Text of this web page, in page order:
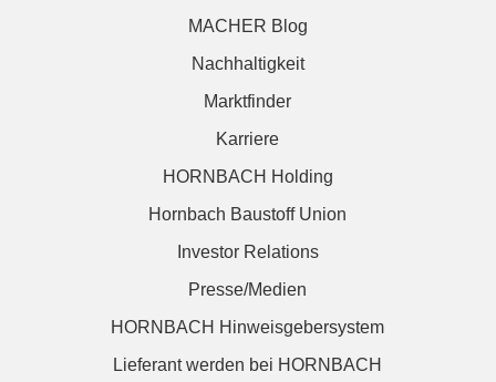
MACHER Blog
Nachhaltigkeit
Marktfinder
Karriere
HORNBACH Holding
Hornbach Baustoff Union
Investor Relations
Presse/Medien
HORNBACH Hinweisgebersystem
Lieferant werden bei HORNBACH